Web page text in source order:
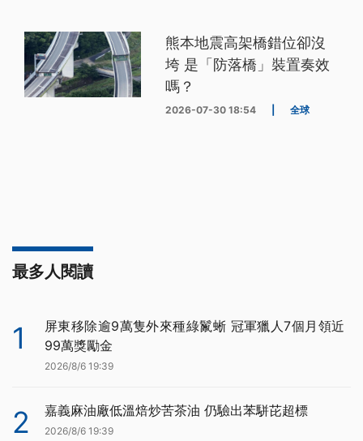
熊本地震高架橋錯位卻沒
垮 是「防落橋」裝置奏效
嗎？
2026-07-30 18:54 全球
最多人閱讀
1
屏東移除逾9萬隻外來種綠鬣蜥 冠軍獵人7個月領近
99萬獎勵金
2026/8/6 19:39
2 嘉義麻油廠低溫焙炒苦茶油 仍驗出苯駢芘超標
2026/8/6 19:39